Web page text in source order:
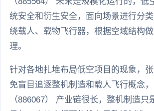
统安全和衍生安全，面向场景进行分
绕载人、载物飞行器，根据空域结构
理。
针对各地扎堆布局低空项目的现象，
免盲目追逐整机制造和载人飞行概念
（886067） 产业链很长，整机制造只